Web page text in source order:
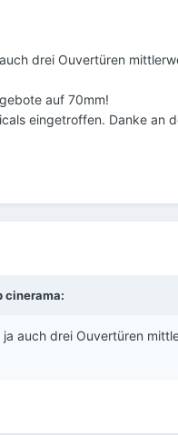
drei Ouvertüren
auf 70mm!
eingetroffen. Danke an
cinerama:
auch drei Ouvertüren